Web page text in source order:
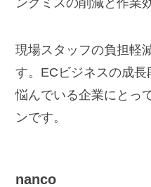
現場スタッフの負担軽
す。ECビジネスの成
悩んでいる企業にとっ
ンです。
nanco